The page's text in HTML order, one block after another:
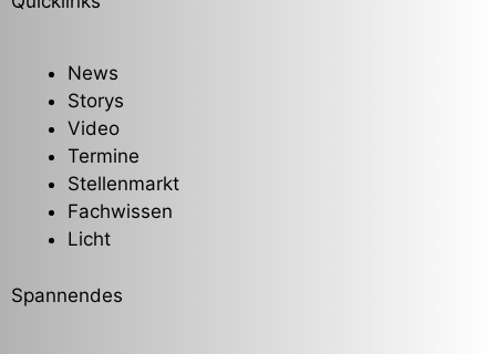
News
Storys
Video
Termine
Stellenmarkt
Fachwissen
Licht
Spannendes